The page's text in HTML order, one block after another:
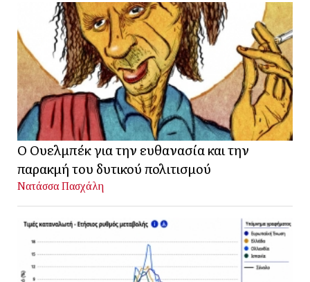
Ο Ουελμπέκ για την ευθανασία και την
παρακμή του δυτικού πολιτισμού
Νατάσσα Πασχάλη